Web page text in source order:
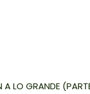
A LO GRANDE